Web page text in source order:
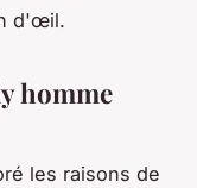
d'œil.
homme
les raisons de